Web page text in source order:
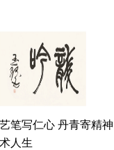
艺笔写仁心 丹青寄精
术人生